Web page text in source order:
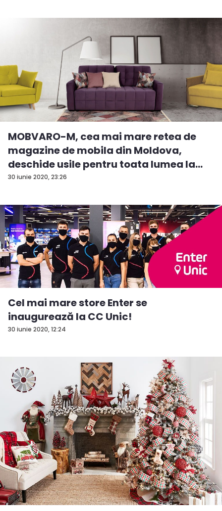
30 iunie 2020, 23:26
MOBVARO-M, cea mai mare retea de
magazine de mobila din Moldova,
deschide usile pentru toata lumea la
inc...
30 iunie 2020, 12:24
Cel mai mare store Enter se
inaugurează la CC Unic!